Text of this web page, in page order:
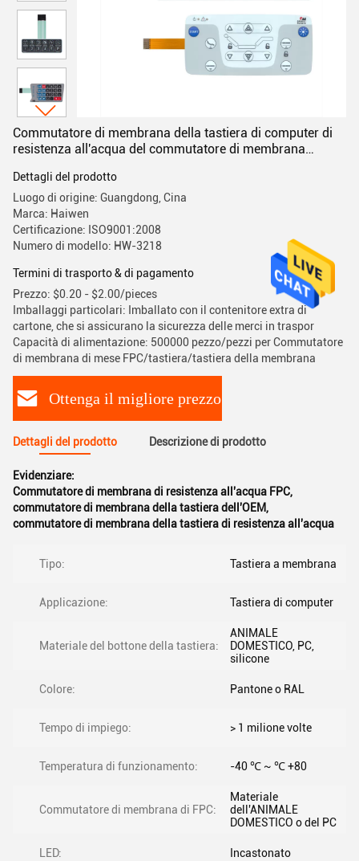
Commutatore di membrana della tastiera di computer di
resistenza all'acqua del commutatore di membrana
Dettagli del prodotto
Luogo di origine: Guangdong, Cina
Marca: Haiwen
Certificazione: ISO9001:2008
Numero di modello: HW-3218
Termini di trasporto & di pagamento
Prezzo: $0.20 - $2.00/pieces
Imballaggi particolari: Imballato con il contenitore extra di
cartone, che si assicurano la sicurezza delle merci in traspor
Capacità di alimentazione: 500000 pezzo/pezzi per Commutatore
di membrana di mese FPC/tastiera/tastiera della membrana
Ottenga il migliore prezzo
Dettagli del prodotto Descrizione di prodotto
Evidenziare:
Commutatore di membrana di resistenza all'acqua FPC,
commutatore di membrana della tastiera dell'OEM,
commutatore di membrana della tastiera di resistenza all'acqua
Tipo: Tastiera a membrana
Applicazione: Tastiera di computer
Materiale del bottone della tastiera:
ANIMALE
DOMESTICO, PC,
silicone
Colore: Pantone o RAL
Tempo di impiego: > 1 milione volte
Temperatura di funzionamento: -40 ℃ ~ ℃ +80
Commutatore di membrana di FPC:
Materiale
dell'ANIMALE
DOMESTICO o del PC
LED: Incastonato